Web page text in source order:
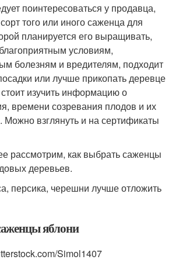
поинтересоваться у продавца,
того или иного саженца для
планируется его выращивать,
условиям,
болезням и вредителям, подходит
или лучше прикопать деревце
изучить информацию о
времени созревания плодов и их
Можно взглянуть и на сертификаты
рассмотрим, как выбрать саженцы
деревьев.
персика, черешни лучше отложить
яблони
Simol1407